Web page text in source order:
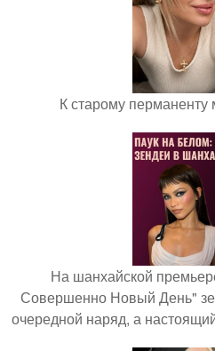
К старому
На шанхайской
Совершенно Новый День"
очередной наряд, а